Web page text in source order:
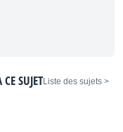
< Liste des sujets
SUJET